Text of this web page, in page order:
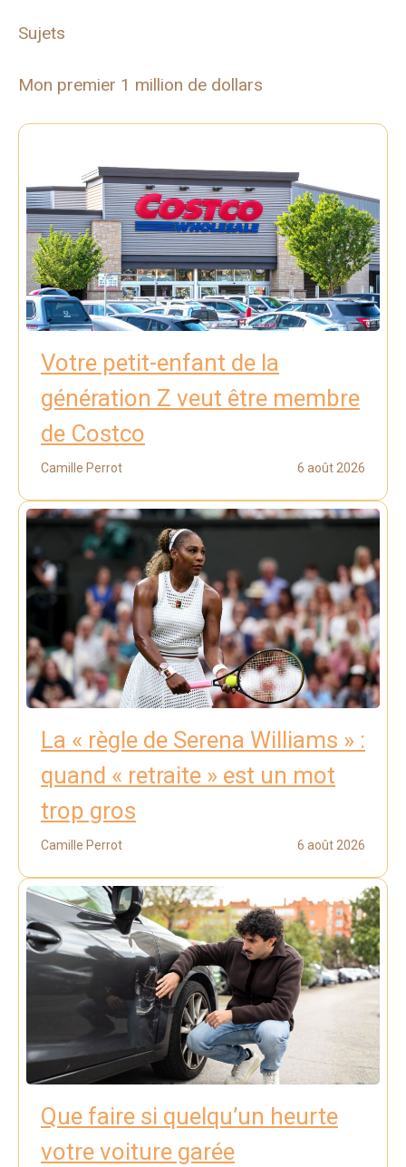
Sujets
Mon premier 1 million de dollars
Votre petit-enfant de la
génération Z veut être membre
de Costco
Camille Perrot 6 août 2026
La « règle de Serena Williams » :
quand « retraite » est un mot
trop gros
Camille Perrot 6 août 2026
Que faire si quelqu’un heurte
votre voiture garée